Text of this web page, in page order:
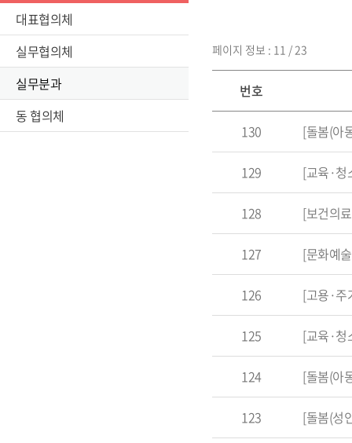
대표협의체
실무협의체
실무분과
동 협의체
페이지 정보 : 11 / 23
번호
130 [돌봄(아
129 [교육·청
128 [보건의
127 [문화예
126 [고용·주
125 [교육·청
124 [돌봄(아
123 [돌봄(성